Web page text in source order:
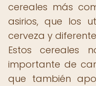
cereales más
asirios, que los
cerveza y
Estos cereales
importante de
que también